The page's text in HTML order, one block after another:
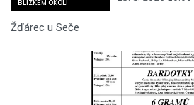
BLÍZKÉM OKOLÍ
Žďárec u Seče